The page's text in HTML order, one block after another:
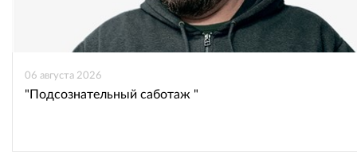
06 августа 2026
"Подсознательный саботаж "